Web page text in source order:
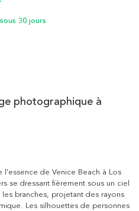
30 jours
photographique à
de Venice Beach à Los
se dressant fièrement sous un ciel
branches, projetant des rayons
Les silhouettes de personnes